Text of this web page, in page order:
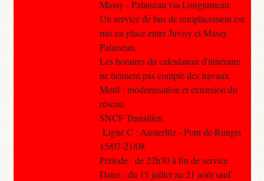
Massy - Palaiseau via Longjumeau.
Un service de bus de remplacement est
mis en place entre Juvisy et Massy
Palaiseau.
Les horaires du calculateur d'itinéraire
ne tiennent pas compte des travaux.
Motif : modernisation et extension du
réseau.
SNCF Transilien
Ligne C : Austerlitz - Pont de Rungis
15/07-21/08
Période : de 22h30 à fin de service
Dates : du 15 juillet au 21 août sauf